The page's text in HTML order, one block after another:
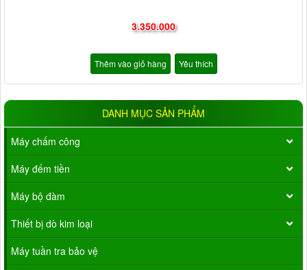
3.350.000
Thêm vào giỏ hàng Yêu thích
DANH MỤC SẢN PHẨM
Máy chấm công
Máy đếm tiền
Máy bộ đàm
Thiết bị dò kim loại
Máy tuần tra bảo vệ